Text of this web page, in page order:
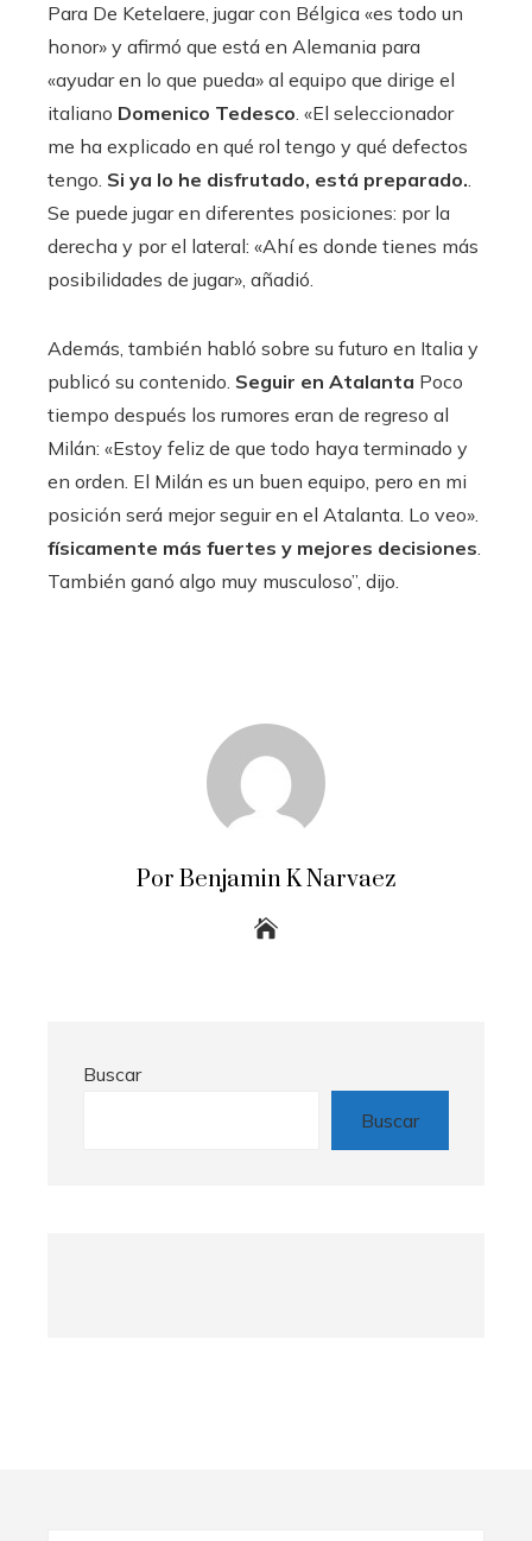
Para De Ketelaere, jugar con Bélgica «es todo un
honor» y afirmó que está en Alemania para
«ayudar en lo que pueda» al equipo que dirige el
italiano Domenico Tedesco. «El seleccionador
me ha explicado en qué rol tengo y qué defectos
tengo. Si ya lo he disfrutado, está preparado..
Se puede jugar en diferentes posiciones: por la
derecha y por el lateral: «Ahí es donde tienes más
posibilidades de jugar», añadió.
Además, también habló sobre su futuro en Italia y
publicó su contenido. Seguir en Atalanta Poco
tiempo después los rumores eran de regreso al
Milán: «Estoy feliz de que todo haya terminado y
en orden. El Milán es un buen equipo, pero en mi
posición será mejor seguir en el Atalanta. Lo veo».
físicamente más fuertes y mejores decisiones.
También ganó algo muy musculoso”, dijo.
Por Benjamin K Narvaez
Buscar
Buscar